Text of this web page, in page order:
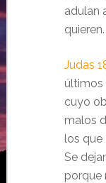
adulan
quieren.
Judas
últimos
cuyo
malos
los que
Se
porque